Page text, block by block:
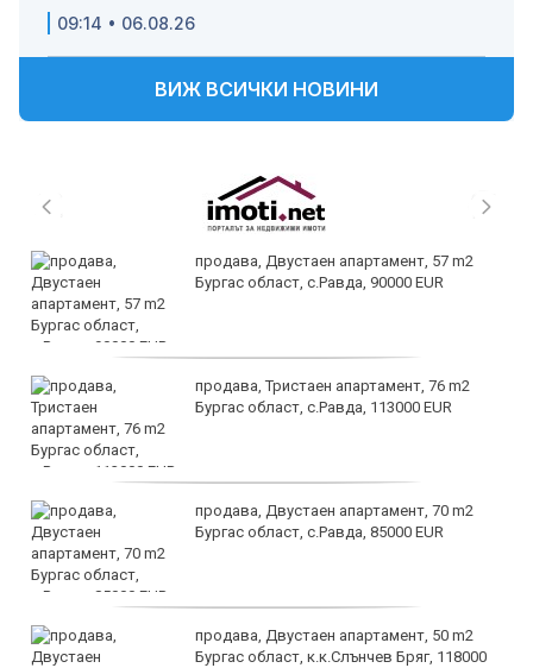
09:14 • 06.08.26
ВИЖ ВСИЧКИ НОВИНИ
продава, Двустаен апартамент, 57 m2
Бургас област, с.Равда, 90000 EUR
продава, Тристаен апартамент, 76 m2
Бургас област, с.Равда, 113000 EUR
продава, Двустаен апартамент, 70 m2
Бургас област, с.Равда, 85000 EUR
продава, Двустаен апартамент, 50 m2
Бургас област, к.к.Слънчев Бряг, 118000